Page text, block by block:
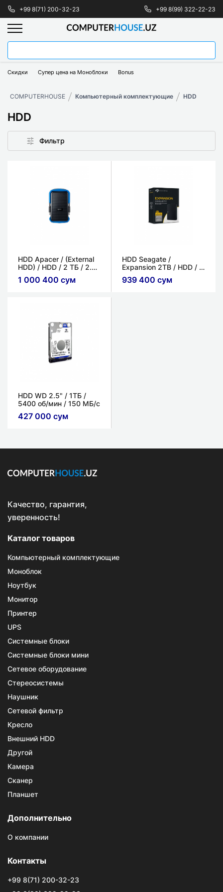
+99 8(71) 200-32-23 +99 8(99) 322-22-23
Скидки Супер цена на Моноблоки Bonus
COMPUTERHOUSE Компьютерный комплектующие HDD
HDD
Фильтр
HDD Apacer / (External
HDD) / HDD / 2 ТБ / 2.5"
/ до ~625 МБ/с
1 000 400 сум
HDD Seagate /
Expansion 2TB / HDD / 2
ТБ / 2.5" / 100-200 МБ/
с
939 400 сум
HDD WD 2.5" / 1ТБ /
5400 об/мин / 150 МБ/с
427 000 сум
Качество, гарантия,
уверенность!
Каталог товаров
Компьютерный комплектующие
Моноблок
Ноутбук
Монитор
Принтер
UPS
Системные блоки
Системные блоки мини
Сетевое оборудование
Стереосистемы
Наушник
Сетевой фильтр
Кресло
Внешний HDD
Другой
Камера
Сканер
Планшет
Дополнительно
О компании
Контакты
+99 8(71) 200-32-23